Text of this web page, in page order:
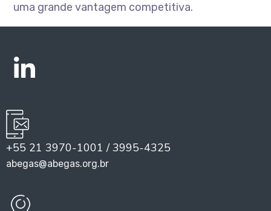
uma grande vantagem competitiva.
+55 21 3970-1001 / 3995-4325
abegas@abegas.org.br